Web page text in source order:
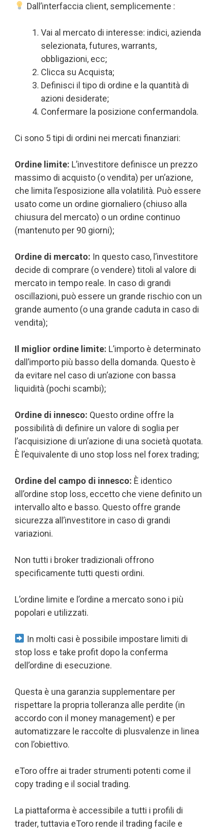
Dall’interfaccia client, semplicemente :
Vai al mercato di interesse: indici, azienda
selezionata, futures, warrants,
obbligazioni, ecc;
Clicca su Acquista;
Definisci il tipo di ordine e la quantità di
azioni desiderate;
Confermare la posizione confermandola.
Ci sono 5 tipi di ordini nei mercati finanziari:
Ordine limite: L’investitore definisce un prezzo
massimo di acquisto (o vendita) per un’azione,
che limita l’esposizione alla volatilità. Può essere
usato come un ordine giornaliero (chiuso alla
chiusura del mercato) o un ordine continuo
(mantenuto per 90 giorni);
Ordine di mercato: In questo caso, l’investitore
decide di comprare (o vendere) titoli al valore di
mercato in tempo reale. In caso di grandi
oscillazioni, può essere un grande rischio con un
grande aumento (o una grande caduta in caso di
vendita);
Il miglior ordine limite: L’importo è determinato
dall’importo più basso della domanda. Questo è
da evitare nel caso di un’azione con bassa
liquidità (pochi scambi);
Ordine di innesco: Questo ordine offre la
possibilità di definire un valore di soglia per
l’acquisizione di un’azione di una società quotata.
È l’equivalente di uno stop loss nel forex trading;
Ordine del campo di innesco: È identico
all’ordine stop loss, eccetto che viene definito un
intervallo alto e basso. Questo offre grande
sicurezza all’investitore in caso di grandi
variazioni.
Non tutti i broker tradizionali offrono
specificamente tutti questi ordini.
L’ordine limite e l’ordine a mercato sono i più
popolari e utilizzati.
In molti casi è possibile impostare limiti di
stop loss e take profit dopo la conferma
dell’ordine di esecuzione.
Questa è una garanzia supplementare per
rispettare la propria tolleranza alle perdite (in
accordo con il money management) e per
automatizzare le raccolte di plusvalenze in linea
con l’obiettivo.
eToro offre ai trader strumenti potenti come il
copy trading e il social trading.
La piattaforma è accessibile a tutti i profili di
trader, tuttavia eToro rende il trading facile e